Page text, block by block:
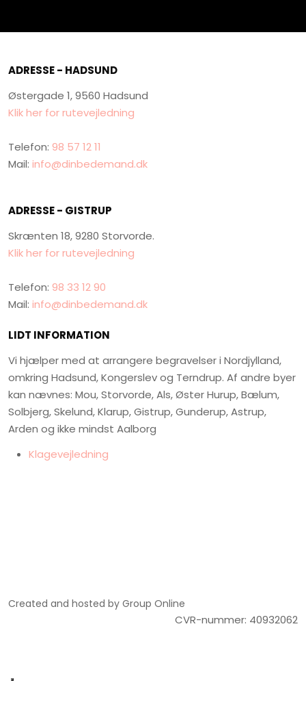
ADRESSE - HADSUND
Østergade 1, 9560 Hadsund
Klik her for rutevejledning
Telefon: 98 57 12 11
Mail: info@dinbedemand.dk
ADRESSE - GISTRUP
Skrænten 18, 9280 Storvorde.
Klik her for rutevejledning
Telefon: 98 33 12 90
Mail: info@dinbedemand.dk
LIDT INFORMATION
Vi hjælper med at arrangere begravelser i Nordjylland,
omkring Hadsund, Kongerslev og Terndrup. Af andre byer
kan nævnes: Mou, Storvorde, Als, Øster Hurup, Bælum,
Solbjerg, Skelund, Klarup, Gistrup, Gunderup, Astrup,
Arden og ikke mindst Aalborg
​Klagevejledning
Created and hosted by Group Online
​CVR-nummer:​ 4093206​2